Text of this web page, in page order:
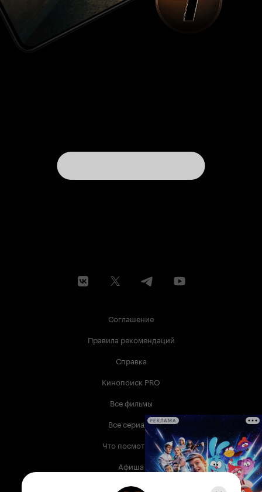
Соглашение
Правила рекомендаций
Справка
Кинопоиск PRO
Все фильмы
Все сериалы
Что посмотреть
Афиша
Музыка
РЕКЛАМА